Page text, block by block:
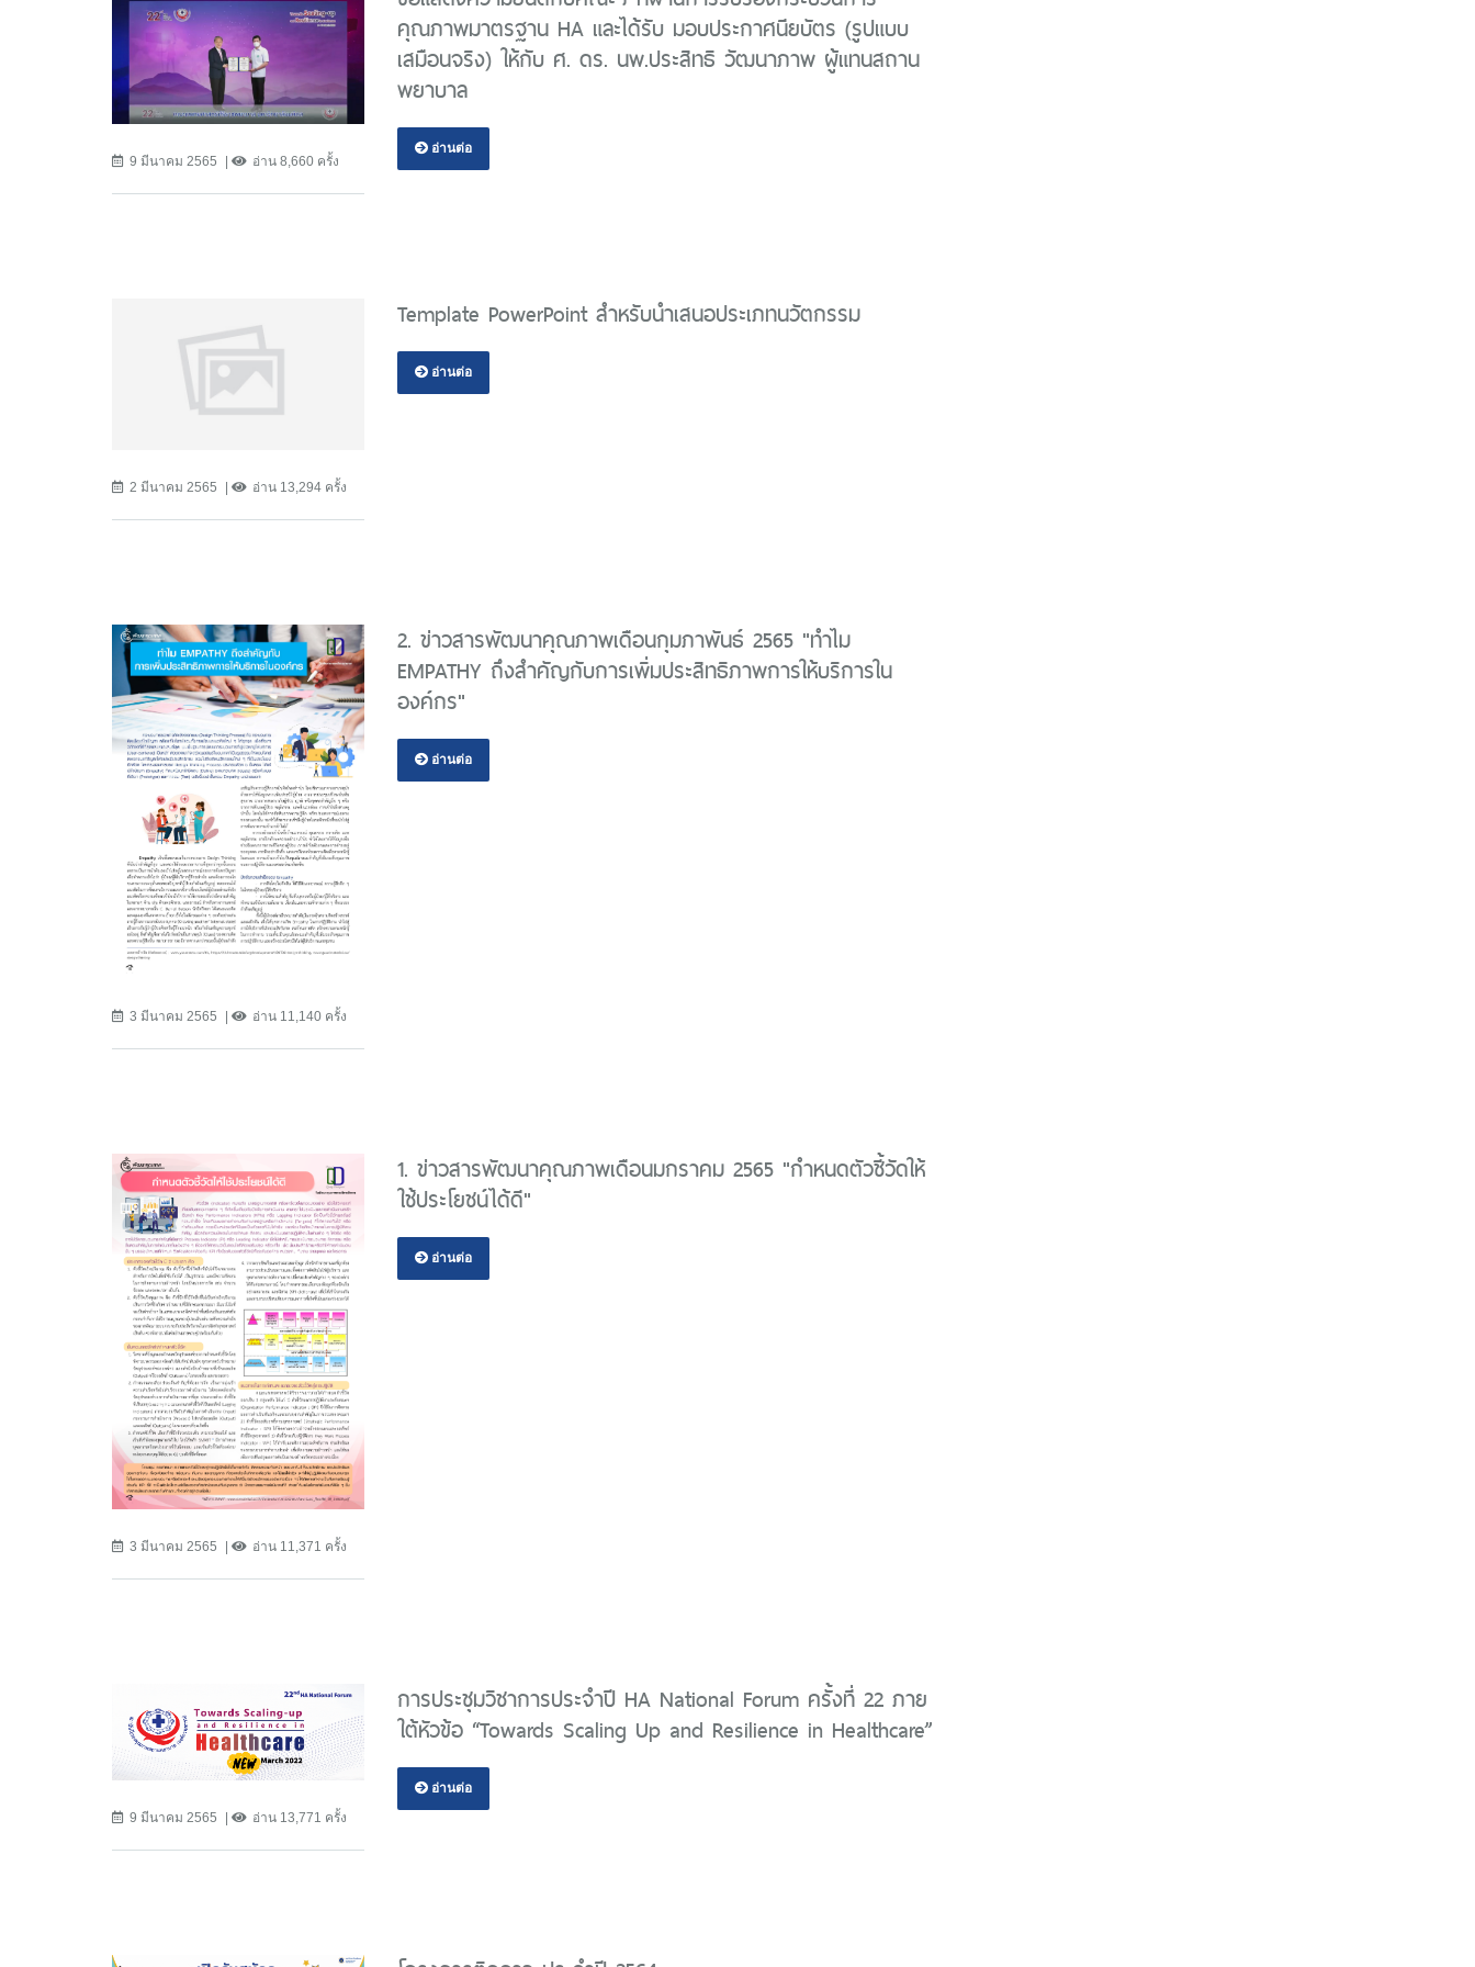
9 มีนาคม 2565 อ่าน 8,660 ครั้ง
คุณภาพมาตรฐาน HA และได้รับ มอบประกาศนียบัตร (รูปแบบ
เสมือนจริง) ให้กับ ศ. ดร. นพ.ประสิทธิ วัฒนาภาพ ผู้แทนสถาน
พยาบาล
อ่านต่อ
2 มีนาคม 2565 อ่าน 13,294 ครั้ง
Template PowerPoint สำหรับนำเสนอประเภทนวัตกรรม
อ่านต่อ
3 มีนาคม 2565 อ่าน 11,140 ครั้ง
2. ข่าวสารพัฒนาคุณภาพเดือนกุมภาพันธ์ 2565 "ทำไม
EMPATHY ถึงสำคัญกับการเพิ่มประสิทธิภาพการให้บริการใน
องค์กร"
อ่านต่อ
3 มีนาคม 2565 อ่าน 11,371 ครั้ง
1. ข่าวสารพัฒนาคุณภาพเดือนมกราคม 2565 "กำหนดตัวชี้วัดให้
ใช้ประโยชน์ได้ดี"
อ่านต่อ
9 มีนาคม 2565 อ่าน 13,771 ครั้ง
การประชุมวิชาการประจำปี HA National Forum ครั้งที่ 22 ภาย
ใต้หัวข้อ “Towards Scaling Up and Resilience in Healthcare”
อ่านต่อ